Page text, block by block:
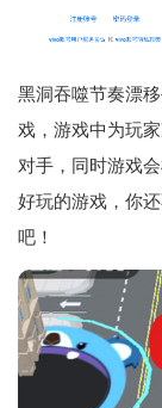
黑洞吞噬节奏漂
戏，游戏中为玩
对手，同时游戏
好玩的游戏，你
吧！